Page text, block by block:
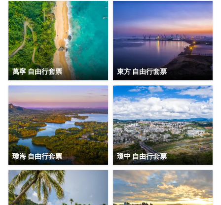
萬寧 自由行套票 東方 自由行套票
瓊海 自由行套票 瓊中 自由行套票